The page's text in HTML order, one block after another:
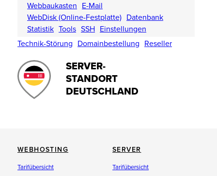
Webbaukasten E-Mail
WebDisk (Online-Festplatte) Datenbank
Statistik Tools SSH Einstellungen
Technik-Störung Domainbestellung Reseller
SERVER-
STANDORT
DEUTSCHLAND
WEBHOSTING
Tarifübersicht
SERVER
Tarifübersicht